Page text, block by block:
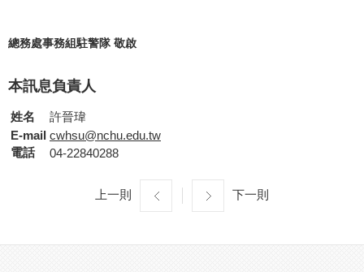
總務處事務組駐警隊 敬啟
本訊息負責人
姓名
許晉瑋
E-mail cwhsu@nchu.edu.tw
電話
04-22840288
上一則 下一則